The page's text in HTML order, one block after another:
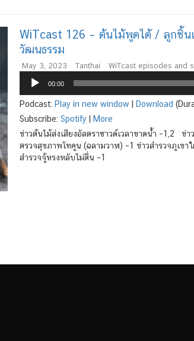
WiTcast 126 – ต้นไม้พูดได้ / ลูกชิ้น
วัฒนธรรม
May 3, 2023 Tanthai WiTcast episodes and
Audio
Player
00:00
Podcast: Play in new window Download
Subscribe: Spotify|
More
ข่าวต้นไม้ส่งเสียงอัลตราซาวด์เวลาขาดน้ำ –1,2
ตรวจสุขภาพโทคูน (ฉลามวาฬ) –1 ข่าวสำรวจภูเข
สำรวจจู้หรงหลับไม่ตื่น –1